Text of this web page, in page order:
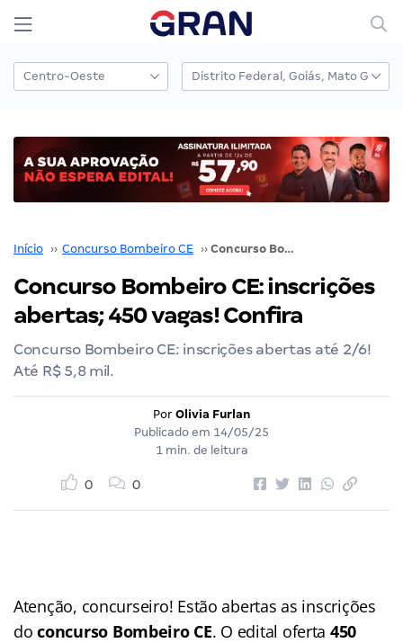
Início ›› Concurso Bombeiro CE ›› Concurso Bombeiro CE: inscrições abertas; 450 vagas! Confira
Concurso Bombeiro CE: inscrições
abertas; 450 vagas! Confira
Concurso Bombeiro CE: inscrições abertas até 2/6!
Até R$ 5,8 mil.
Por Olivia Furlan
Publicado em 14/05/25
1 min. de leitura
0 0
Atenção, concurseiro! Estão abertas as inscrições
doconcurso Bombeiro CE. O edital oferta 450